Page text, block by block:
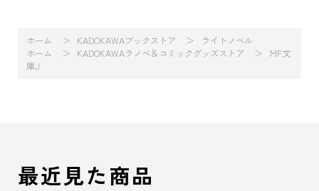
ホーム KADOKAWAブックストア
ライトノベル
ホーム
KADOKAWAラノベ＆コミックグッズストア
MF文
庫J
最近見た商品